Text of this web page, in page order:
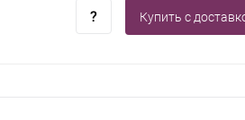
Купить c